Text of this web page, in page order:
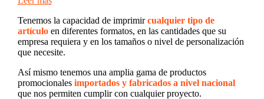
Tenemos la capacidad de imprimircualquier tipo de
artículoen diferentes formatos, en las cantidades que su
empresa requiera y en los tamaños o nivel de personalización
que necesite.
Así mismo tenemos una amplia gama de productos
promocionales importados y fabricados a nivel nacional
que nos permiten cumplir con cualquier proyecto.